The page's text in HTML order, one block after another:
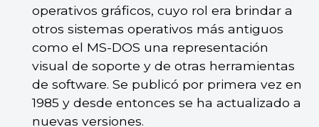
operativos gráficos, cuyo rol era brindar a
otros sistemas operativos más antiguos
como el MS-DOS una representación
visual de soporte y de otras herramientas
de software. Se publicó por primera vez en
1985 y desde entonces se ha actualizado a
nuevas versiones.